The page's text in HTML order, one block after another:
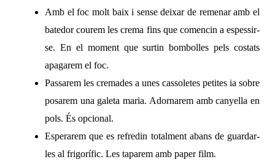
Amb el foc molt baix i sense deixar de remenar amb el
batedor courem les crema fins que comencin a espessir-
se. En el moment que surtin bombolles pels costats
apagarem el foc.
Passarem les cremades a unes cassoletes petites ia sobre
posarem una galeta maria. Adornarem amb canyella en
pols. És opcional.
Esperarem que es refredin totalment abans de guardar-
les al frigorífic. Les taparem amb paper film.